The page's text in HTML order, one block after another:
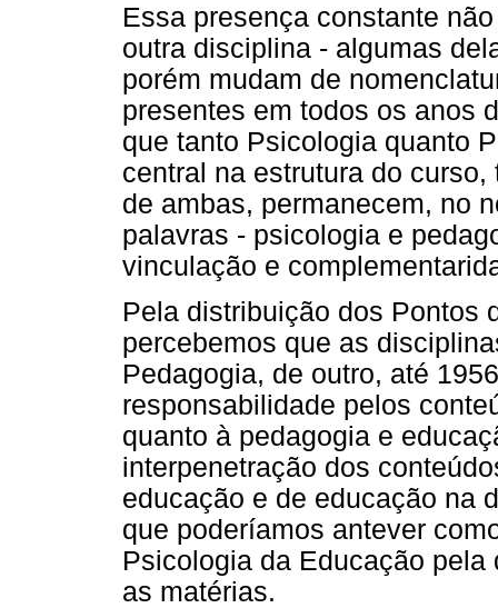
Essa presença constante
outra disciplina - algumas
porém mudam de
presentes em todos os anos
que tanto Psicologia quanto
central na estrutura do
de ambas, permanecem, no
palavras - psicologia e
vinculação e
Pela distribuição dos Pontos
percebemos que as
Pedagogia, de outro, até
responsabilidade pelos
quanto à pedagogia e
interpenetração dos
educação e de educação na
que poderíamos antever
Psicologia da Educação
as matérias.